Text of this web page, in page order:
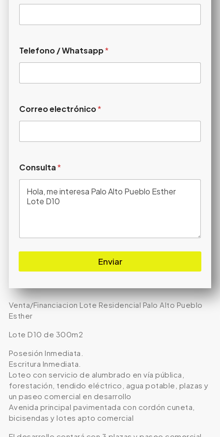
Telefono / Whatsapp*
Correo electrónico*
Consulta*
Enviar
Venta/Financiacion Lote Residencial Palo Alto Pueblo
Esther
Lote D10 de 300m2
Posesión Inmediata.
Escritura Inmediata.
Loteo con servicio de alumbrado en vía pública,
forestación, tendido eléctrico, agua potable, plazas y
un paseo comercial en desarrollo
Avenida principal pavimentada con cordón cuneta,
bicisendas y lotes apto comercial